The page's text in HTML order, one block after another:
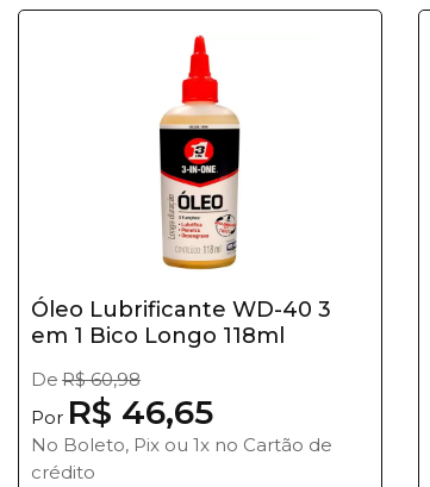
Óleo Lubrificante WD-40 3
em 1 Bico Longo 118ml
De R$ 60,98
Por R$ 46,65
No Boleto, Pix ou 1x no Cartão de
crédito